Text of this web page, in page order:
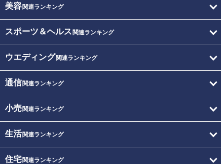
美容関連ランキング
スポーツ＆ヘルス 関連ランキング
ウエディング関連ランキング
通信関連ランキング
小売関連ランキング
生活関連ランキング
住宅関連ランキング